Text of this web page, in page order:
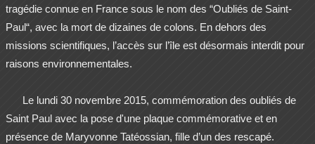
tragédie connue en France sous le nom des “Oubliés de Saint-
Paul“, avec la mort de dizaines de colons. En dehors des
missions scientifiques, l’accès sur l’île est désormais interdit pour
raisons environnementales.
Le lundi 30 novembre 2015, commémoration des oubliés de
Saint Paul avec la pose d'une plaque commémorative et en
présence de Maryvonne Tatéossian, fille d’un des rescapé.